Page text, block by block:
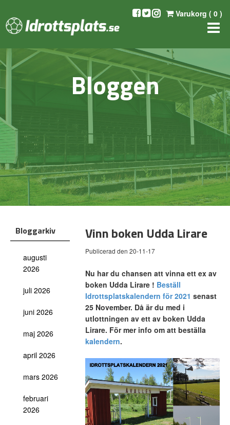
Varukorg ( 0 )
Bloggen
Bloggarkiv
augusti
2026
juli 2026
juni 2026
maj 2026
april 2026
mars 2026
februari
2026
Vinn boken Udda Lirare
Publicerad den 20-11-17
Nu har du chansen att vinna ett ex av
boken Udda Lirare ! Beställ
Idrottsplatskalendern för 2021 senast
25 November. Då är du med i
utlottningen av ett av boken Udda
Lirare. För mer info om att beställa
kalendern.